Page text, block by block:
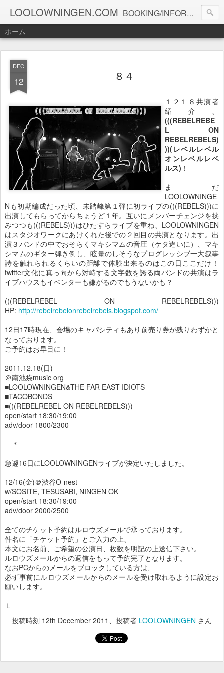
LOOLOWNINGEN.COM BOOKING/INFORMATION info@loolowningen.com
ホーム
DEC
12 ８４
１２１８共演者
紹介、
(((REBELREBE
L ON
REBELREBELS)
))(レベルレベル
オンレベルレベ
ルス) ！
まだ
LOOLOWNINGE
Nも初期編成だった頃、未踏峰第１弾に初ライブの(((REBELS)))に
出演してもらってからちょうど１年。互いにメンバーチェンジを挟
みつつも(((REBELS)))はひたすらライブを重ね、LOOLOWNINGEN
はスタジオワークにあけくれた後での２回目の共演となります。出
演３バンドの中でおそらくマキシマムの音圧（ケタ違いに）、マキ
シマムのギター弾き倒し、眩暈のしそうなプログレッシブ一大叙事
詩を触れられるくらいの距離で体験出来るのはこの日ここだけ！
twitter文化に真っ向から対峙する文字数を誇る両バンドの共演はラ
イブハウスもイベンターも嫌がるのでもうないかも？
(((REBELREBEL ON REBELREBELS)))
HP: http://rebelrebelonrebelrebels.blogspot.com/
12日17時現在、会場のキャパシティもあり前売り券が残りわずかと
なっております。
ご予約はお早目に！
2011.12.18(日)
＠南池袋music org
■LOOLOWNINGEN&THE FAR EAST IDIOTS
■TACOBONDS
■(((REBELREBEL ON REBELREBELS)))
open/start 18:30/19:00
adv/door 1800/2300
＊
急遽16日にLOOLOWNINGENライブが決定いたしました。
12/16(金)＠渋谷O-nest
w/SOSITE, TESUSABI, NINGEN OK
open/start 18:30/19:00
adv/door 2000/2500
全てのチケット予約はルロウズメールで承っております。
件名に「チケット予約」とご入力の上、
本文にお名前、ご希望の公演日、枚数を明記の上送信下さい。
ルロウズメールからの返信をもって予約完了となります。
なおPCからのメールをブロックしている方は、
必ず事前にルロウズメールからのメールを受け取れるように設定お
願いします。
Ｌ
投稿時刻 12th December 2011 、投稿者 LOOLOWNINGEN さん